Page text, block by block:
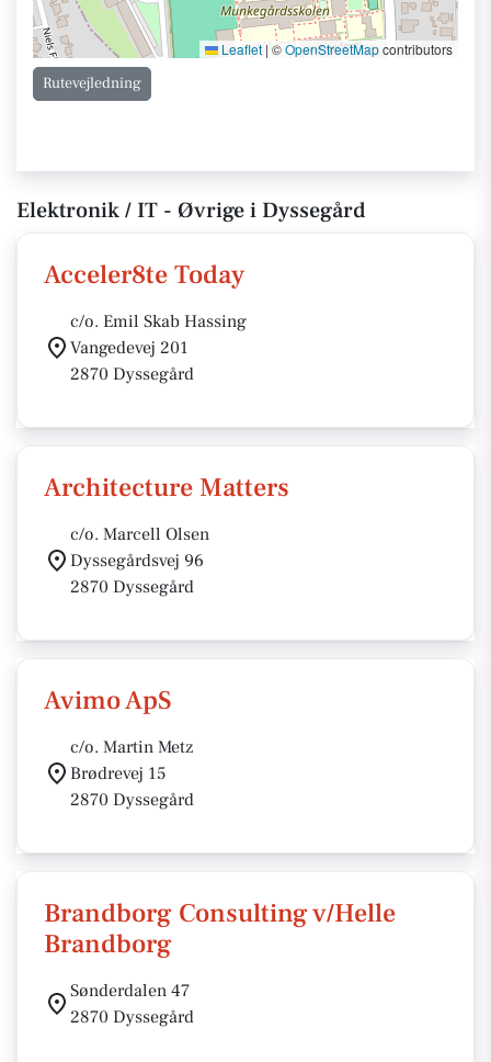
Leaflet |©OpenStreetMapcontributors
Rutevejledning
Elektronik / IT - Øvrige i Dyssegård
Acceler8te Today
c/o. Emil Skab Hassing
Vangedevej 201
2870 Dyssegård
Architecture Matters
c/o. Marcell Olsen
Dyssegårdsvej 96
2870 Dyssegård
Avimo ApS
c/o. Martin Metz
Brødrevej 15
2870 Dyssegård
Brandborg Consulting v/Helle
Brandborg
Sønderdalen 47
2870 Dyssegård